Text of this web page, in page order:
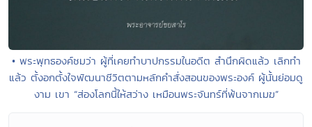
• พระพุทธองค์ชมว่า ผู้ที่เคยทำบาปกรรมในอดีต สำนึกผิดแล้ว เลิกทำ
แล้ว ตั้งอกตั้งใจพัฒนาชีวิตตามหลักคำสั่งสอนของพระองค์ ผู้นั้นย่อมดู
งาม เขา “ส่องโลกนี้ให้สว่าง เหมือนพระจันทร์ที่พ้นจากเมฆ”